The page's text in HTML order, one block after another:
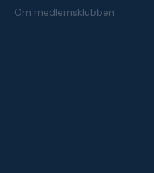
Om medlemsklubben